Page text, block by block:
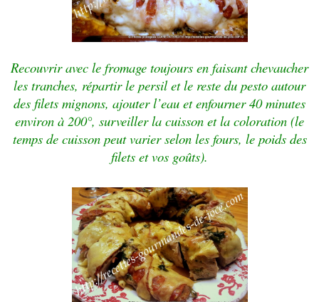
Recouvrir avec le fromage toujours en faisant chevaucher
les tranches, répartir le persil et le reste du pesto autour
des filets mignons, ajouter l’eau et enfourner 40 minutes
environ à 200°, surveiller la cuisson et la coloration (le
temps de cuisson peut varier selon les fours, le poids des
filets et vos goûts).